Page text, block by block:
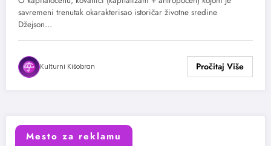
Kapitalocena
savremeni trenutak okarakterisao istoričar životne sredine
Džejson…
Kulturni Kišobran
Mesto za reklamu